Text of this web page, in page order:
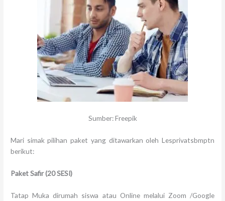
Sumber: Freepik
Mari simak pilihan paket yang ditawarkan oleh Lesprivatsbmptn
berikut:
Paket Safir(20 SESI)
Tatap Muka dirumah siswa atau Online melalui Zoom /Google